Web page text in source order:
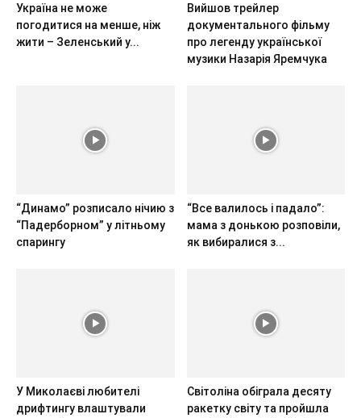
Україна не може
погодитися на менше, ніж
жити – Зеленський у...
Вийшов трейлер
документального фільму
про легенду української
музики Назарія Яремчука
“Динамо” розписало нічию з
“Падерборном” у літньому
спарингу
“Все валилось і падало”:
мама з донькою розповіли,
як вибиралися з...
У Миколаєві любителі
дрифтингу влаштували
Світоліна обіграла десяту
ракетку світу та пройшла